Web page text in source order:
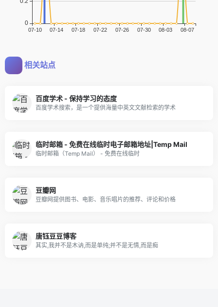
相关站点
百度学术 - 保持学习的态度
百度学术搜索，是一个提供海量中英文文献检索的学术
临时邮箱 - 免费在线临时电子邮箱地址|Temp Mail
临时邮箱（Temp Mail） - 免费在线临时
豆瓣网
豆瓣网提供图书、电影、音乐唱片的推荐、评论和价格
唐钰豆豆博客
其实,我并不是木讷,而是单纯;并不是无情,而是痴